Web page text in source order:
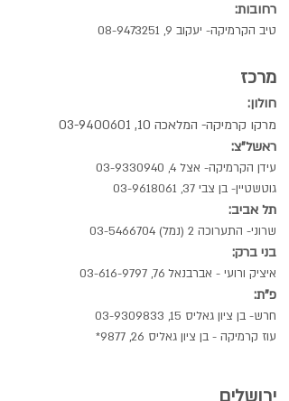
רחובות:
טיב הקרמיקה- יעקוב 9, 08-9473251
מרכז
חולון:
מרקו קרמיקה- המלאכה 10,
03-9400601
ראשל"צ:
עידן הקרמיקה- אצל 4,
03-9330940
גוטשטיין- בן צבי 37,
03-9618061
תל אביב:
שרוני- התערוכה 2 (נמל) 03-5466704
בני ברק:
איציק ורועי - אברבנאל 76, 03-616-9797
פ"ת:
חרש- בן ציון גאליס 15,
03-9309833
עוז קרמיקה - בן ציון גאליס 26, 9877*